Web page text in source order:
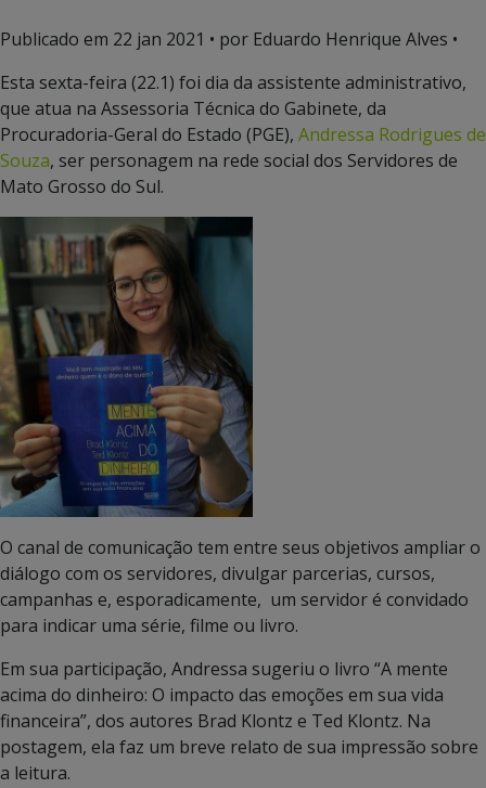
Publicado em 22 jan 2021 • por Eduardo Henrique Alves •
Esta sexta-feira (22.1) foi dia da assistente administrativo,
que atua na Assessoria Técnica do Gabinete, da
Procuradoria-Geral do Estado (PGE), Andressa Rodrigues de
Souza, ser personagem na rede social dos Servidores de
Mato Grosso do Sul.
O canal de comunicação tem entre seus objetivos ampliar o
diálogo com os servidores, divulgar parcerias, cursos,
campanhas e, esporadicamente, um servidor é convidado
para indicar uma série, filme ou livro.
Em sua participação, Andressa sugeriu o livro “A mente
acima do dinheiro: O impacto das emoções em sua vida
financeira”, dos autores Brad Klontz e Ted Klontz. Na
postagem, ela faz um breve relato de sua impressão sobre
a leitura.